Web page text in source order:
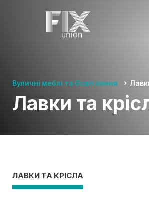
Вуличні меблі та Освітлення
Лавки та
ЛАВКИ ТА КРІСЛА